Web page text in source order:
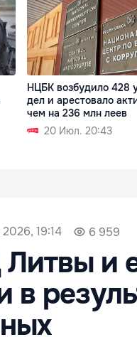
НЦБК возбудило 428
дел и арестовало
чем на 236 млн леев
20 Июл. 20:43
19:14 6 959
и
в